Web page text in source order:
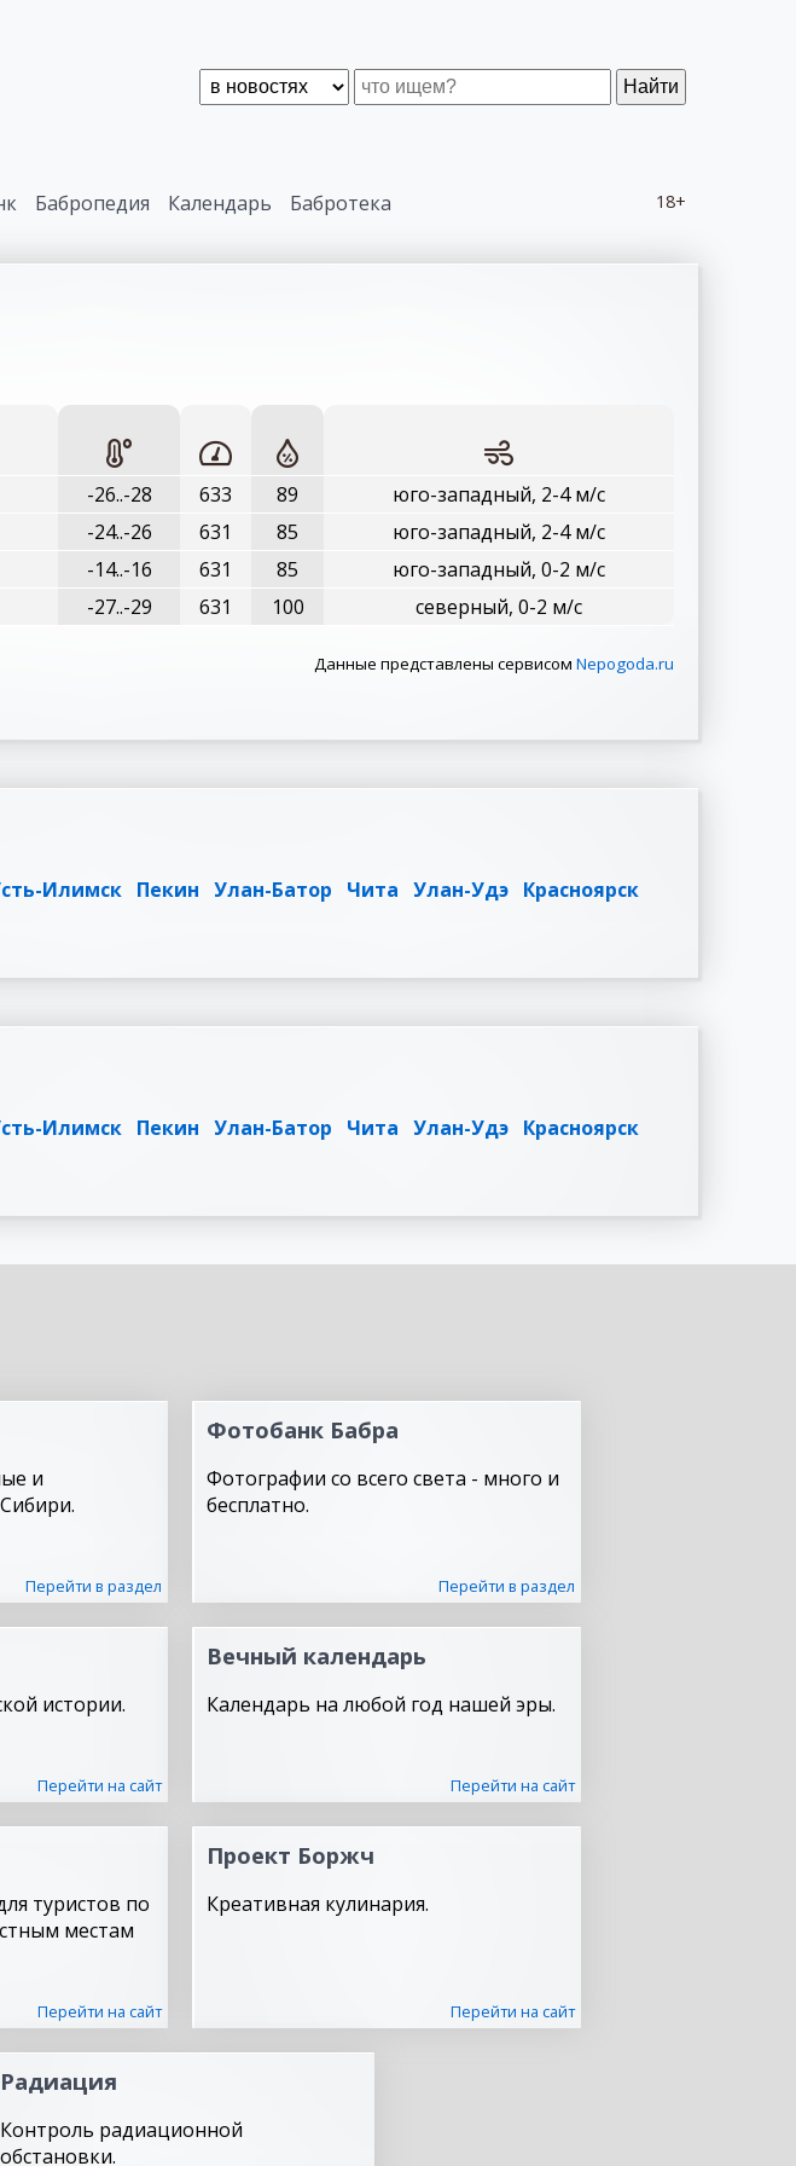
Найти
18+
Бабропедия Календарь Бабротека
-26..-28 633 89
юго-западный, 2-4 м/с
-24..-26 631 85
юго-западный, 2-4 м/с
-14..-16 631 85
юго-западный, 0-2 м/с
-27..-29 631 100 северный, 0-2 м/с
Данные представлены сервисом Nepogoda.ru
Илимск Пекин Улан-Батор Чита Улан-Удэ Красноярск
Илимск Пекин Улан-Батор Чита Улан-Удэ Красноярск
и
Перейти в раздел
Фотобанк Бабра
Фотографии со всего света - много и
бесплатно.
Перейти в раздел
истории.
Перейти на сайт
Вечный календарь
Календарь на любой год нашей эры.
Перейти на сайт
туристов по
местам
Перейти на сайт
Проект Боржч
Креативная кулинария.
Перейти на сайт
Радиация
Контроль радиационной
обстановки.